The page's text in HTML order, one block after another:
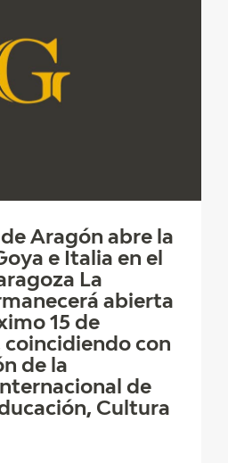
Aragón abre la
e Italia en el
La
abierta
15 de
con
de la
de
Cultura